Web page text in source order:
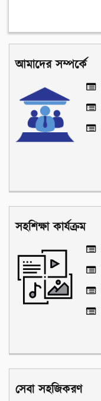
আমাদের সম্পর্কে
সহশিক্ষা কার্যক্রম
সেবা সহজিকরণ